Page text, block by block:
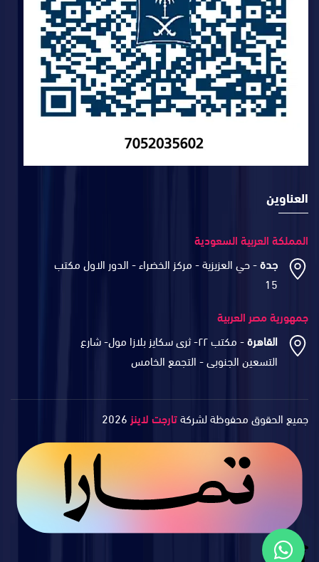
العناوين
المملكة العربية السعودية
جدة- حي العزيزية - مركز الخضراء - الدور الاول مكتب
15
جمهورية مصر العربية
القاهرة
- مكتب ٢٢- ثرى سكايز بلازا مول- شارع
التسعين الجنوبى - التجمع الخامس
جميع الحقوق محفوظة لشركةتارجت لاينز 2026